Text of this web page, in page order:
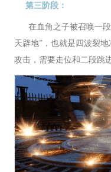
第三阶段：
在血角之子被召唤一段
天辟地”，也就是四波裂
攻击，需要走位和二段跳